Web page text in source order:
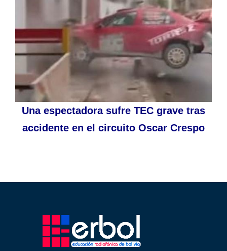
Una espectadora sufre TEC grave tras
accidente en el circuito Oscar Crespo